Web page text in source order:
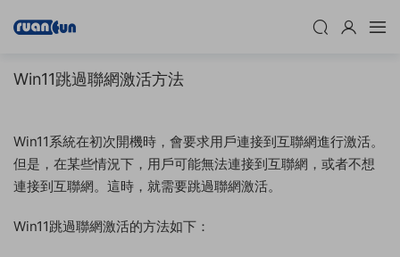
Win11跳過聯網激活方法
Win11系統在初次開機時，會要求用戶連接到互聯網進行激活。
但是，在某些情況下，用戶可能無法連接到互聯網，或者不想
連接到互聯網。這時，就需要跳過聯網激活。
Win11跳過聯網激活的方法如下：